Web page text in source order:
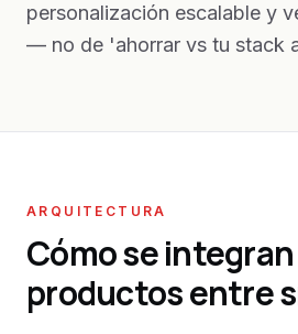
personalización escalable y
— no de 'ahorrar vs tu stack
ARQUITECTURA
Cómo se
productos entre